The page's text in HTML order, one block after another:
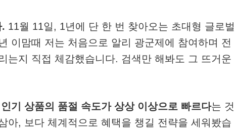
11월 11일, 1년에 단 한 번 찾아오는 초대형 글로벌
이맘때 저는 처음으로 알리 광군제에 참여하며 전
는지 직접 체감했습니다. 검색만 해봐도 그 뜨거운
인기 상품의 품절 속도가 상상 이상으로 빠르다는 것
아, 보다 체계적으로 혜택을 챙길 전략을 세워봤습